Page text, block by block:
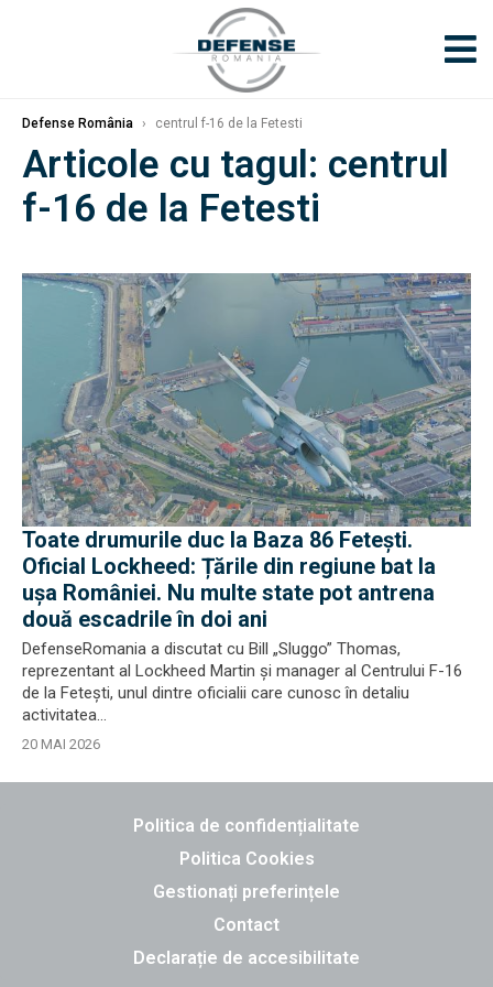
Defense România › centrul f-16 de la Fetesti
Articole cu tagul: centrul
f-16 de la Fetesti
Toate drumurile duc la Baza 86 Fetești.
Oficial Lockheed: Țările din regiune bat la
ușa României. Nu multe state pot antrena
două escadrile în doi ani
DefenseRomania a discutat cu Bill „Sluggo” Thomas,
reprezentant al Lockheed Martin și manager al Centrului F-16
de la Fetești, unul dintre oficialii care cunosc în detaliu
activitatea...
20 MAI 2026
Politica de confidențialitate
Politica Cookies
Gestionați preferințele
Contact
Declarație de accesibilitate